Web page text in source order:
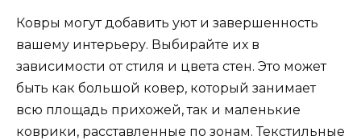
Ковры могут добавить уют и завершенность
вашему интерьеру. Выбирайте их в
зависимости от стиля и цвета стен. Это может
быть как большой ковер, который занимает
всю площадь прихожей, так и маленькие
коврики, расставленные по зонам. Текстильные